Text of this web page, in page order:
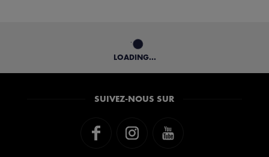
LOADING...
SUIVEZ-NOUS SUR